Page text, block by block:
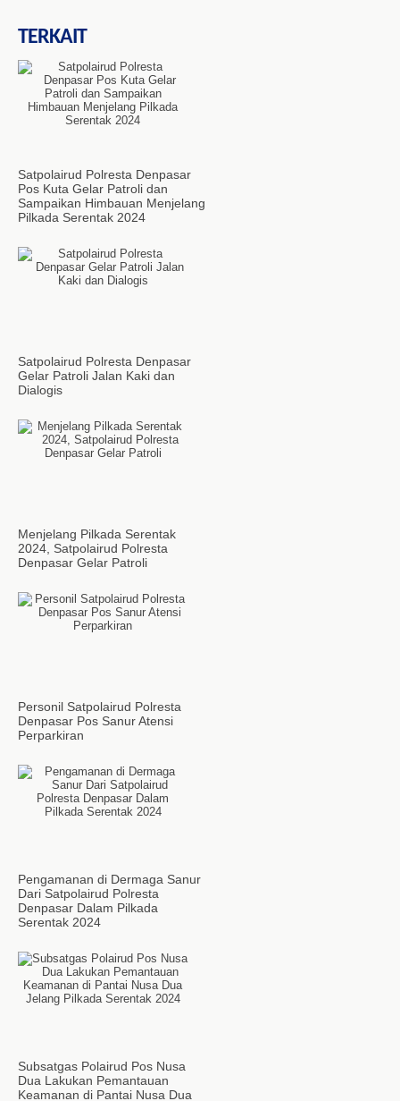
TERKAIT
Satpolairud Polresta Denpasar
Pos Kuta Gelar Patroli dan
Sampaikan Himbauan Menjelang
Pilkada Serentak 2024
Satpolairud Polresta Denpasar
Gelar Patroli Jalan Kaki dan
Dialogis
Menjelang Pilkada Serentak
2024, Satpolairud Polresta
Denpasar Gelar Patroli
Personil Satpolairud Polresta
Denpasar Pos Sanur Atensi
Perparkiran
Pengamanan di Dermaga Sanur
Dari Satpolairud Polresta
Denpasar Dalam Pilkada
Serentak 2024
Subsatgas Polairud Pos Nusa
Dua Lakukan Pemantauan
Keamanan di Pantai Nusa Dua